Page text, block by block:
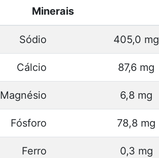
Minerais
Sódio 405,0 mg
Cálcio 87,6 mg
Magnésio 6,8 mg
Fósforo 78,8 mg
Ferro 0,3 mg